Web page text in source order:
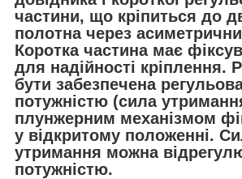
частини, що кріпиться до
полотна через
Коротка частина має
для надійності кріплення.
бути забезпечена
потужністю (сила
плунжерним механізмом
у відкритому положенні.
утримання можна
потужністю.